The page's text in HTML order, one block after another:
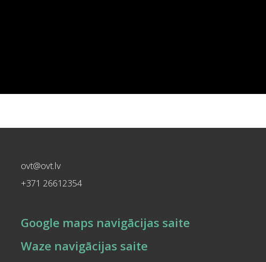
ovt@ovt.lv
+371 26612354
Google maps navigācijas saite
Waze navigācijas saite